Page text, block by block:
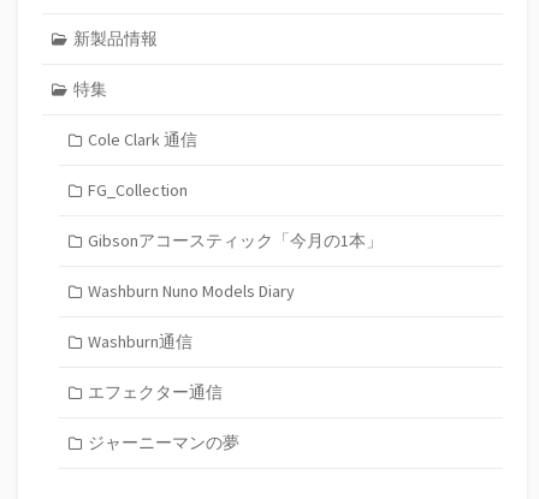
新製品情報
特集
Cole Clark 通信
FG_Collection
Gibsonアコースティック「今月の1本」
Washburn Nuno Models Diary
Washburn通信
エフェクター通信
ジャーニーマンの夢